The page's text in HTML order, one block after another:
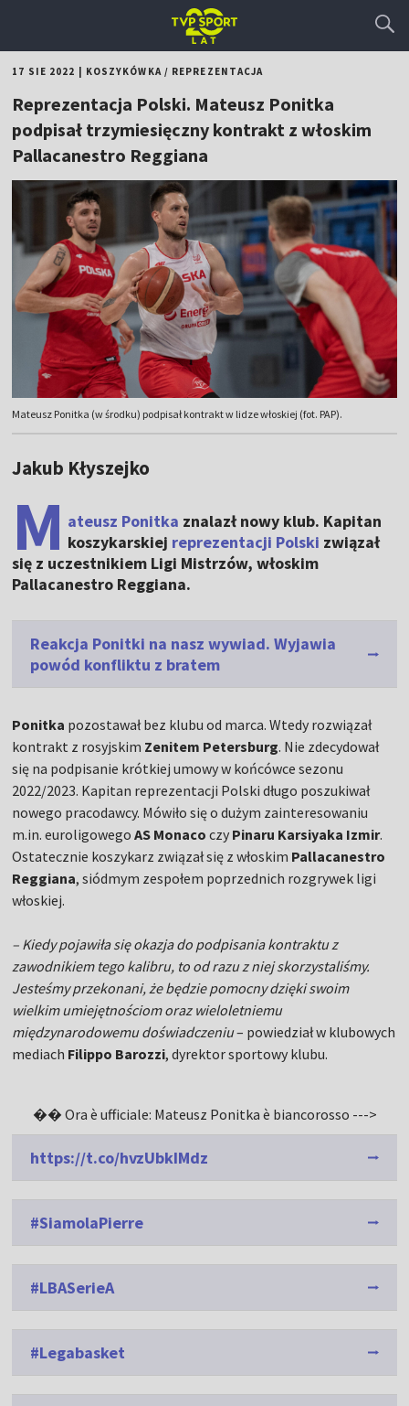
17 SIE 2022 KOSZYKÓWKA/ REPREZENTACJA
Reprezentacja Polski. Mateusz Ponitka
podpisał trzymiesięczny kontrakt z włoskim
Pallacanestro Reggiana
Mateusz Ponitka (w środku) podpisał kontrakt w lidze włoskiej (fot. PAP).
Jakub Kłyszejko
M ateusz Ponitka znalazł nowy klub. Kapitan
koszykarskiej reprezentacji Polski związał
się z uczestnikiem Ligi Mistrzów, włoskim
Pallacanestro Reggiana.
Reakcja Ponitki na nasz wywiad. Wyjawia
powód konfliktu z bratem
Ponitka pozostawał bez klubu od marca. Wtedy rozwiązał
kontrakt z rosyjskim Zenitem Petersburg. Nie zdecydował
się na podpisanie krótkiej umowy w końcówce sezonu
2022/2023. Kapitan reprezentacji Polski długo poszukiwał
nowego pracodawcy. Mówiło się o dużym zainteresowaniu
m.in. euroligowegoAS Monaco czy Pinaru Karsiyaka Izmir.
Ostatecznie koszykarz związał się z włoskim Pallacanestro
Reggiana, siódmym zespołem poprzednich rozgrywek ligi
włoskiej.
– Kiedy pojawiła się okazja do podpisania kontraktu z
zawodnikiem tego kalibru, to od razu z niej skorzystaliśmy.
Jesteśmy przekonani, że będzie pomocny dzięki swoim
wielkim umiejętnościom oraz wieloletniemu
międzynarodowemu doświadczeniu– powiedział w klubowych
mediach Filippo Barozzi, dyrektor sportowy klubu.
�� Ora è ufficiale: Mateusz Ponitka è biancorosso --->
https://t.co/hvzUbkIMdz
#SiamolaPierre
#LBASerieA
#Legabasket